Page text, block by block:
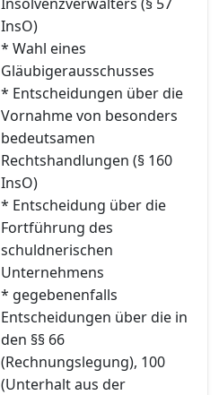
InsO)
* Wahl eines
Gläubigerausschusses
* Entscheidungen über die
Vornahme von besonders
bedeutsamen
Rechtshandlungen (§ 160
InsO)
* Entscheidung über die
Fortführung des
schuldnerischen
Unternehmens
* gegebenenfalls
Entscheidungen über die in
den §§ 66
(Rechnungslegung), 100
(Unterhalt aus der